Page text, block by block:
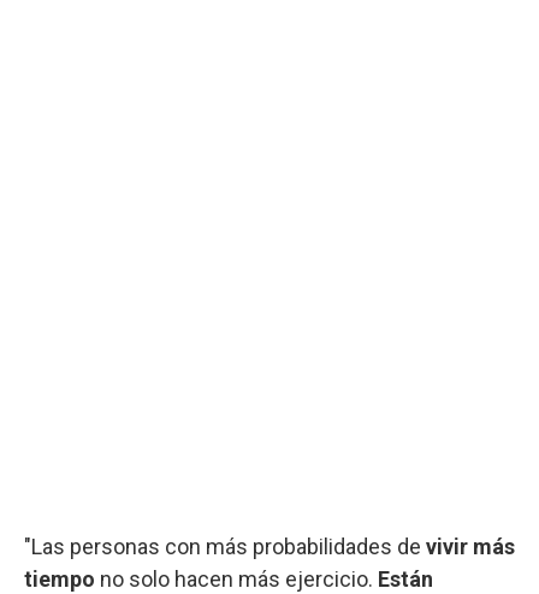
"Las personas con más probabilidades de vivir más
tiempo no solo hacen más ejercicio. Están